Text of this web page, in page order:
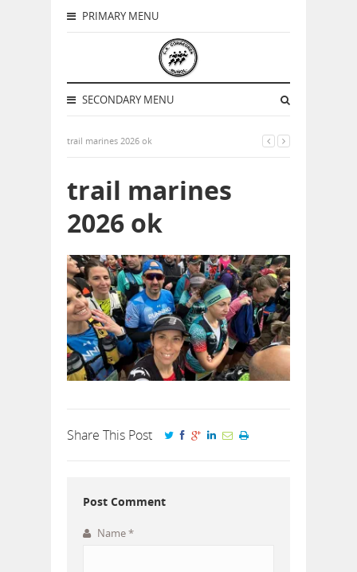
PRIMARY MENU
SECONDARY MENU
trail marines 2026 ok
trail marines
2026 ok
Share This Post
Post Comment
Name*